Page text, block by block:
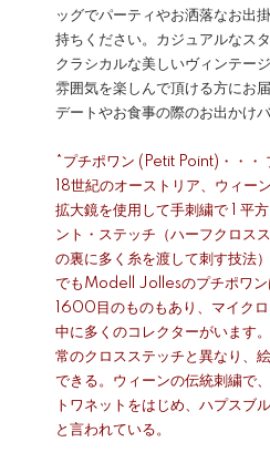
ッグでパーティやお洒落なお出
持ちください。カジュアルなス
クラシカルな美しいヴィンテー
雰囲気を楽しんで頂ける方にお
デートやお食事の際のお出かけ
*プチポワン (Petit Point)・・・
18世紀のオーストリア、ウィー
拡大鏡を使用して手刺繍で 1 平
ント・ステッチ（ハーフクロス
の裏に多く糸を渡して刺す技法
でもModell Jollesのプチポワン
1600目のものもあり、マイク
中に多くのコレクターがいます
常のクロスステッチと異なり、
できる。ウィーンの伝統刺繍で
トワネットをはじめ、ハプスブ
と言われている。